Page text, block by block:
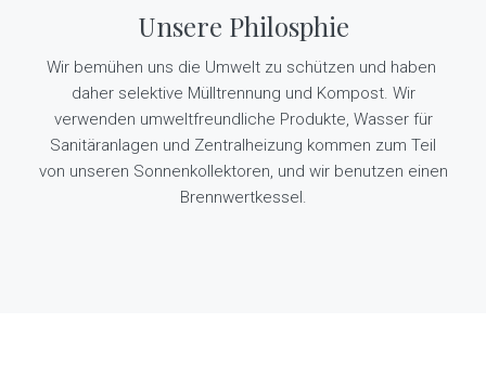
Unsere Philosphie
Wir bemühen uns die Umwelt zu schützen und haben
daher selektive Mülltrennung und Kompost. Wir
verwenden umweltfreundliche Produkte, Wasser für
Sanitäranlagen und Zentralheizung kommen zum Teil
von unseren Sonnenkollektoren, und wir benutzen einen
Brennwertkessel.